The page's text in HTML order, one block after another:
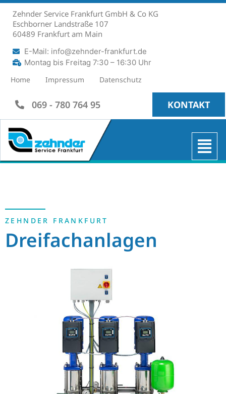
Zehnder Service Frankfurt GmbH & Co KG
Eschborner Landstraße 107
60489 Frankfurt am Main
E-Mail: info@zehnder-frankfurt.de
Montag bis Freitag 7:30 – 16:30 Uhr
Home
Impressum Datenschutz
069 - 780 764 95 KONTAKT
ZEHNDER FRANKFURT
Dreifachanlagen